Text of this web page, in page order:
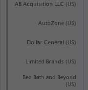
1.0969091571753986.
Dollar General (US)
AB Acquisition LLC (US)
AutoZone (US)
Limited Brands (US)
Bed Bath and Beyond
(US)